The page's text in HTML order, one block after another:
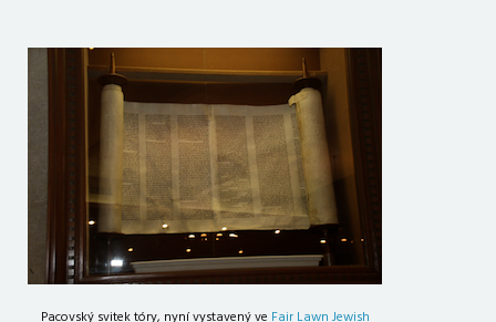
Pacovský svitek tóry, nyní vystavený ve Fair Lawn Jewish